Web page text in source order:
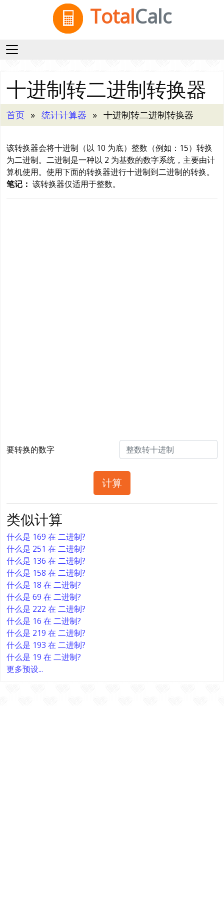
TotalCalc
十进制转二进制转换器
首页 统计计算器 十进制转二进制转换器
该转换器会将十进制（以 10 为底）整数（例如：15）转换
为二进制。二进制是一种以 2 为基数的数字系统，主要由计
算机使用。使用下面的转换器进行十进制到二进制的转换。
笔记： 该转换器仅适用于整数。
要转换的数字
计算
类似计算
什么是 169 在 二进制?
什么是 251 在 二进制?
什么是 136 在 二进制?
什么是 158 在 二进制?
什么是 18 在 二进制?
什么是 69 在 二进制?
什么是 222 在 二进制?
什么是 16 在 二进制?
什么是 219 在 二进制?
什么是 193 在 二进制?
什么是 19 在 二进制?
更多预设...